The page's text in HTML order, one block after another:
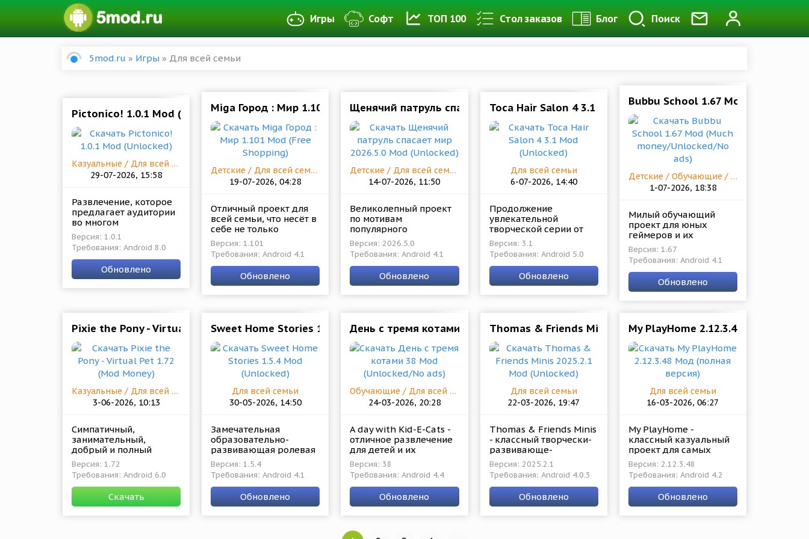
Игры Софт ТОП 100 Стол заказов Блог Поиск
5mod.ru » Игры » Для всей семьи
Pictonico! 1.0.1 Mod (Unlocked)
Казуальные / Для всей семьи
29-07-2026, 15:58
Развлечение, которое
предлагает аудитории
во многом
самостоятельно
определять
наполнение
представленной
коллекции мини-игр.
Версия: 1.0.1
Требования: Android 8.0
Обновлено
Miga Город : Мир 1.101 Mod (Free Shopping)
Детские / Для всей семьи
19-07-2026, 04:28
Отличный проект для
всей семьи, что несёт в
себе не только
развлекательные
свойства, но и
образовательные.
Юные геймеры смогут
Версия: 1.101
Требования: Android 4.1
Обновлено
Щенячий патруль спасает мир 2026.5.0 Mod (Unlocked)
Детские / Для всей семьи
14-07-2026, 11:50
Великолепный проект
по мотивам
популярного
мультсериала про
отважных пёсиков
ведущих активную
деятельность по
защите и спасению
Версия: 2026.5.0
Требования: Android 4.1
Обновлено
Toca Hair Salon 4 3.1 Mod (Unlocked)
Для всей семьи
6-07-2026, 14:40
Продолжение
увлекательной
творческой серии от
Toca Boca, где полным-
полно интерактивных
элементов,
возможностей для
демонстрации своих
Версия: 3.1
Требования: Android 5.0
Обновлено
Bubbu School 1.67 Mod (Much
Детские / Обучающие / Для всей семьи
1-07-2026, 18:38
Милый обучающий
проект для юных
геймеров и их
родителей. Вместе они
отправятся в
виртуальную школу,
где будут помогать
различным
Версия: 1.67
Требования: Android 4.1
Обновлено
Pixie the Pony - Virtual Pet 1.72 (Mod Money)
Казуальные / Для всей семьи
3-06-2026, 10:13
Симпатичный,
занимательный,
добрый и полный
неожиданных и
приятных открытий
проект для
поклонников механики
тамагочи.
Версия: 1.72
Требования: Android 6.0
Скачать
Sweet Home Stories 1.5.4 Mod (Unlocked)
Для всей семьи
30-05-2026, 14:50
Замечательная
образовательно-
развивающая ролевая
игра для маленьких
геймеров. Она
предназначена для
детей от 2 до 8 лет, а
также их
Версия: 1.5.4
Требования: Android 4.1
Обновлено
День с тремя котами 38 Mod (Unlocked/No ads)
Обучающие / Для всей семьи
24-03-2026, 20:28
A day with Kid-E-Cats -
отличное развлечение
для детей и их
родителей, да ещё и с
развивающим
эффектом. Геймеры в
компании с известными
рисованными
Версия: 38
Требования: Android 4.4
Обновлено
Thomas & Friends Minis 2025.2.1 Mod (Unlocked)
Для всей семьи
22-03-2026, 19:47
Thomas & Friends Minis
- классный творчески-
развивающе-
развлекательный
проект от Budge
Studios с красивой
графикой и сеттингом
вселенной
Версия: 2025.2.1
Требования: Android 4.0.3
Обновлено
My PlayHome 2.12.3.48 Мод
Для всей семьи
16-03-2026, 06:27
My PlayHome -
классный казуальный
проект для самых
маленьких и их
родителей, что хотят
занять своих детей
чем-то качественным и
познавательным.
Версия: 2.12.3.48
Требования: Android 4.2
Обновлено